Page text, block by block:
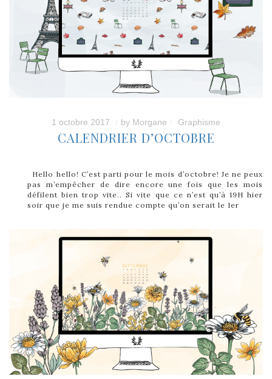
1 octobre 2017 by Morgane Graphisme
CALENDRIER D’OCTOBRE
Hello hello! C’est parti pour le mois d’octobre! Je ne peux
pas m’empêcher de dire encore une fois que les mois
défilent bien trop vite.. Si vite que ce n’est qu’à 19H hier
soir que je me suis rendue compte qu’on serait le 1er